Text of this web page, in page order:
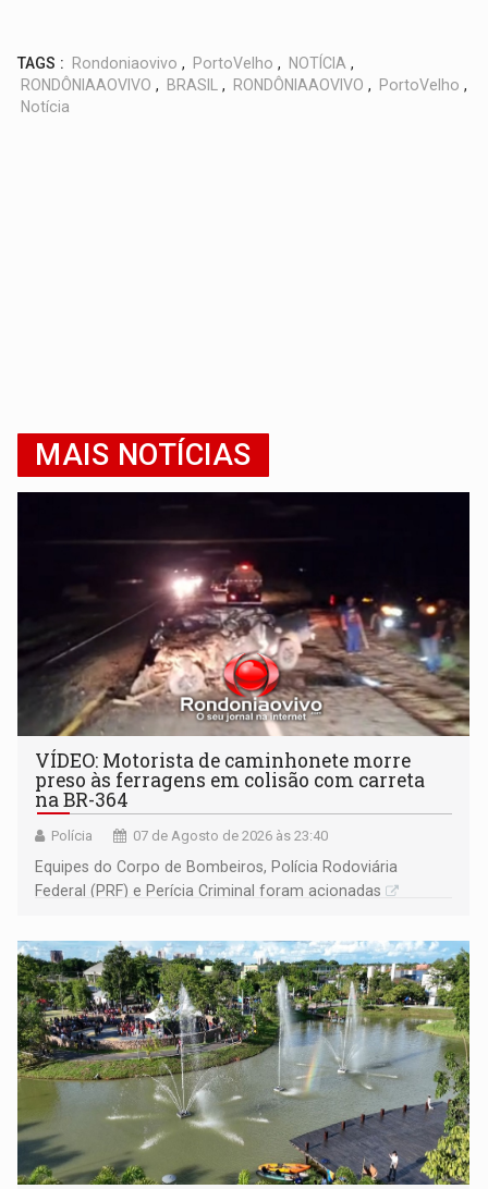
TAGS : Rondoniaovivo , PortoVelho , NOTÍCIA ,
RONDÔNIAAOVIVO , BRASIL , RONDÔNIAAOVIVO , PortoVelho ,
Notícia
MAIS NOTÍCIAS
VÍDEO: Motorista de caminhonete morre
preso às ferragens em colisão com carreta
na BR-364
Polícia 07 de Agosto de 2026 às 23:40
Equipes do Corpo de Bombeiros, Polícia Rodoviária
Federal (PRF) e Perícia Criminal foram acionadas